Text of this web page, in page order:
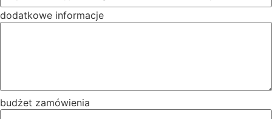
dodatkowe informacje
budżet zamówienia